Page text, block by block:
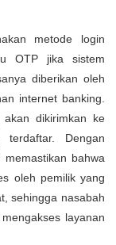
metode login
OTP jika sistem
diberikan oleh
internet banking.
dikirimkan ke
Dengan
bahwa
oleh pemilik yang
sehingga nasabah
layanan